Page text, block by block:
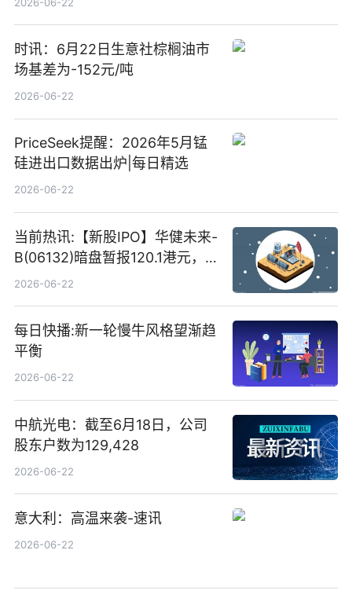
时讯：6月22日生意社棕榈油市
场基差为-152元/吨
2026-06-22
PriceSeek提醒：2026年5月锰
硅进出口数据出炉|每日精选
2026-06-22
当前热讯:【新股IPO】华健未来-
B(06132)暗盘暂报120.1港元，
较招股价高46.82%
2026-06-22
每日快播:新一轮慢牛风格望渐趋
平衡
2026-06-22
中航光电：截至6月18日，公司
股东户数为129,428
2026-06-22
意大利：高温来袭-速讯
2026-06-22